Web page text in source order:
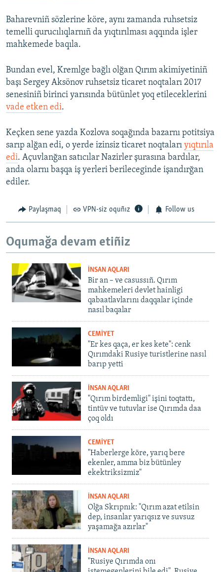
Baharevniñ sözlerine köre, aynı zamanda ruhsetsiz
temelli qurucılıqlarnıñ da yıqtırılması aqqında işler
mahkemede baqıla.
Bundan evel, Kremlge bağlı olğan Qırım akimiyetiniñ
başı Sergey Aksönov ruhsetsiz ticaret noqtaları 2017
senesiniñ birinci yarısında bütünlet yoq etileceklerini
vade etken edi.
Keçken sene yazda Kozlova soqağında bazarnı potitsiya
sarıp alğan edi, o yerde izinsiz ticaret noqtaları yıqtırıla
edi. Açuvlanğan satıcılar Nazirler şurasına bardılar,
anda olarnı başqa iş yerleri berileceginde işandırğan
ediler.
Paylaşmaq VPN-siz oquñız Follow us
Oqumağa devam etiñiz
İNSAN AQLARI
Bir an – ve casussıñ. Qırım
mahkemeleri devlet hainligi
qabaatlavlarını daqqalar içinde
nasıl baqalar
CEMİYET
"Er kes qaça, er kes kete": cenk
Qırımdaki Rusiye turistlerine nasıl
barıp yetti
İNSAN AQLARI
"Qırım birdemligi" işini toqtattı,
tintüv ve tutuvlar ise Qırımda daa
çoq oldı
CEMİYET
"Haberlerge köre, yarıq bere
ekenler, amma biz bütünley
ekektriksizmiz"
İNSAN AQLARI
Olğa Skrıpnık: "Qırım azat etilsin
dep, insanlar yarıqsız ve suvsuz
yaşamağa azırlar"
İNSAN AQLARI
"Rusiye Qırımda onı